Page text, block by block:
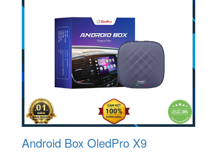
Android Box OledPro X9